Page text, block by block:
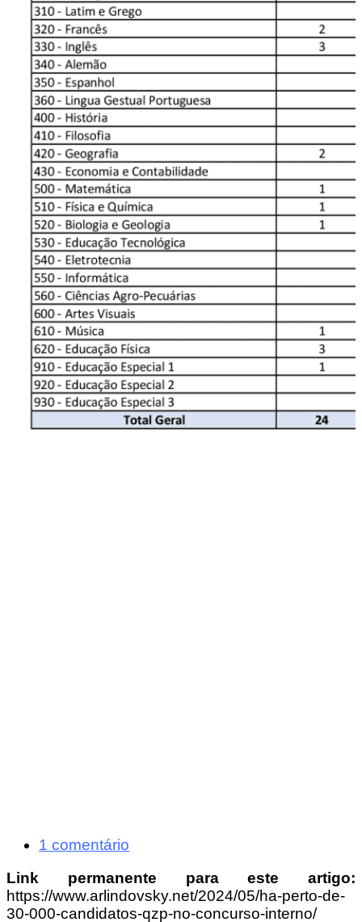
1 comentário
Link permanente para este artigo:
https://www.arlindovsky.net/2024/05/ha-perto-de-
30-000-candidatos-qzp-no-concurso-interno/